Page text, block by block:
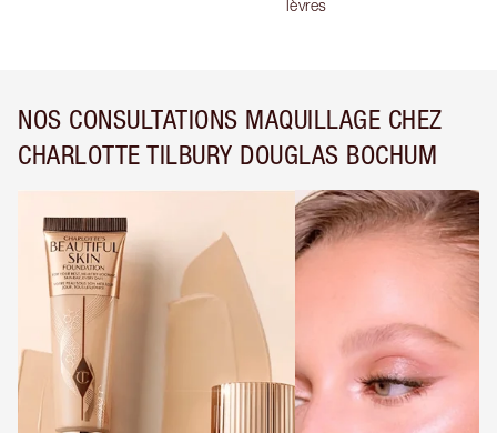
lèvres
NOS CONSULTATIONS MAQUILLAGE CHEZ
CHARLOTTE TILBURY DOUGLAS BOCHUM